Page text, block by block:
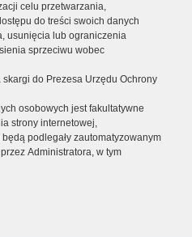
celu przetwarzania,
do treści swoich danych
usunięcia lub ograniczenia
sprzeciwu wobec
do Prezesa Urzędu Ochrony
osobowych jest fakultatywne
strony internetowej,
podlegały zautomatyzowanym
Administratora, w tym